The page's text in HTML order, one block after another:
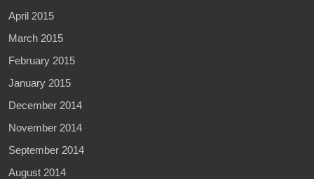
April 2015
March 2015
February 2015
January 2015
December 2014
November 2014
September 2014
August 2014